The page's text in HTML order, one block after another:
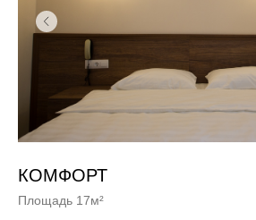
КОМФОРТ
Площадь 17м²